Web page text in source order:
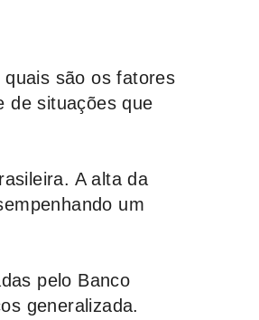
são os fatores
de situações que
A alta da
um
pelo Banco
generalizada.